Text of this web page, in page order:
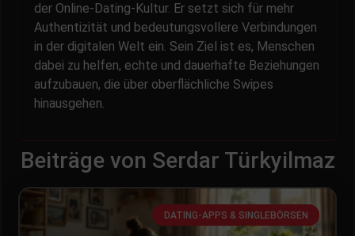
der Online-Dating-Kultur. Er setzt sich für mehr
Authentizität und bedeutungsvollere Verbindungen
in der digitalen Welt ein. Sein Ziel ist es, Menschen
dabei zu helfen, echte und dauerhafte Beziehungen
aufzubauen, die über oberflächliche Swipes
hinausgehen.
Beiträge von Serdar Türkyilmaz
DATING-APPS & SINGLEBÖRSEN